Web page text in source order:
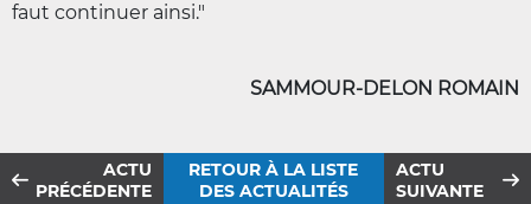
faut continuer ainsi."
SAMMOUR-DELON ROMAIN
ACTU
PRÉCÉDENTE
RETOUR À LA LISTE
DES ACTUALITÉS
ACTU
SUIVANTE